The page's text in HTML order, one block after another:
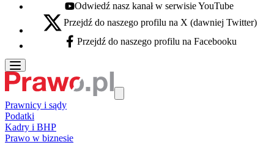
Youtube - otwiera się w nowej karcie
Odwiedź nasz kanał w serwisie YouTube
X - otwiera się w nowej karcie
Przejdź do naszego profilu na X (dawniej Twitter)
Facebook - otwiera się w nowej karcie
Przejdź do naszego profilu na Facebooku
Prawnicy i sądy
Podatki
Kadry i BHP
Prawo w biznesie